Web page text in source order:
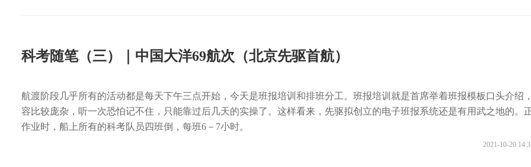
科考随笔（三）｜中国大洋69航次（北京先驱首航）
航渡阶段几乎所有的活动都是每天下午三点开始，今天是班报培训和排班分工。班报培训就是首席举着班报模板口头介绍
容比较庞杂，听一次恐怕记不住，只能靠过后几天的实操了。这样看来，先驱拟创立的电子班报系统还是有用武之地的。
作业时，船上所有的科考队员四班倒，每班6－7小时。
2021-10-20